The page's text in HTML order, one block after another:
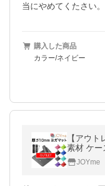
購入した商品
カラー/ネイビー
【アウ
素材 ケー
ィス スト
レーニン
JOYme